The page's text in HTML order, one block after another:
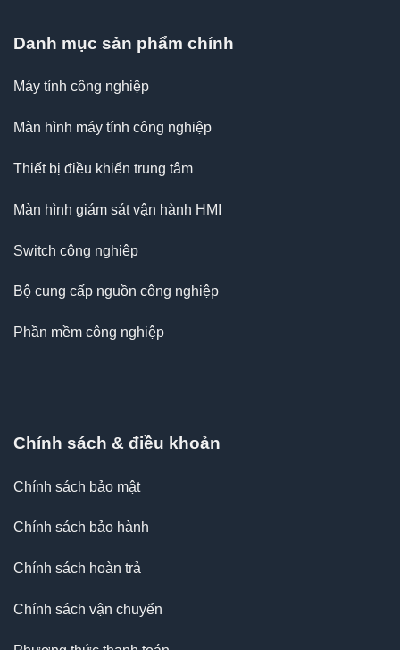
Danh mục sản phẩm chính
Máy tính công nghiệp
Màn hình máy tính công nghiệp
Thiết bị điều khiển trung tâm
Màn hình giám sát vận hành HMI
Switch công nghiệp
Bộ cung cấp nguồn công nghiệp
Phần mềm công nghiệp
Chính sách & điều khoản
Chính sách bảo mật
Chính sách bảo hành
Chính sách hoàn trả
Chính sách vận chuyển